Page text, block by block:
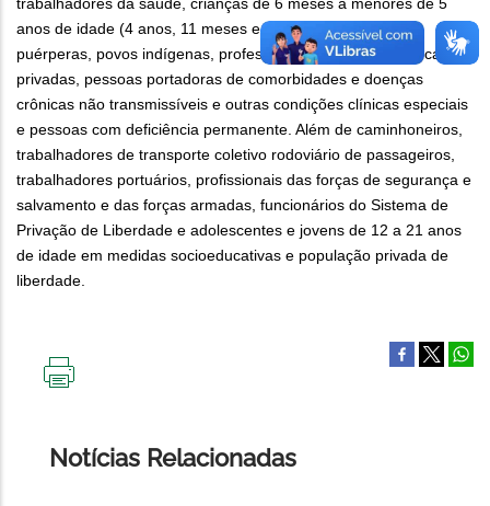
trabalhadores da saúde, crianças de 6 meses a menores de 5
anos de idade (4 anos, 11 meses e 29 dias), gestantes,
puérperas, povos indígenas, professores das escolas públicas e
privadas, pessoas portadoras de comorbidades e doenças
crônicas não transmissíveis e outras condições clínicas especiais
e pessoas com deficiência permanente. Além de caminhoneiros,
trabalhadores de transporte coletivo rodoviário de passageiros,
trabalhadores portuários, profissionais das forças de segurança e
salvamento e das forças armadas, funcionários do Sistema de
Privação de Liberdade e adolescentes e jovens de 12 a 21 anos
de idade em medidas socioeducativas e população privada de
liberdade.
Notícias Relacionadas